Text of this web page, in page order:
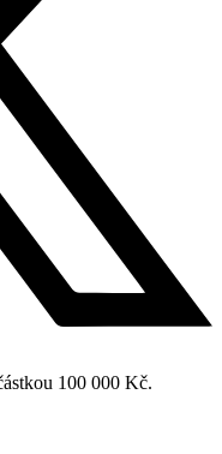
100 000 Kč.